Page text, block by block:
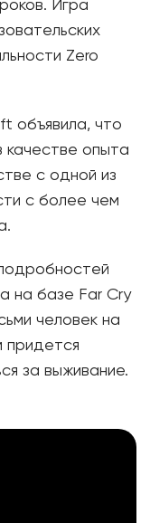
Игра
Zero
объявила, что
опыта
с одной из
с более чем
на базе Far Cry
человек на
придется
за выживание.